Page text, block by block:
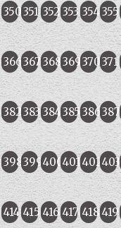
350351 352 353 354355
366367 368369370371
382383 384385 386387
398399400401402403
414 415 416 417 418 419